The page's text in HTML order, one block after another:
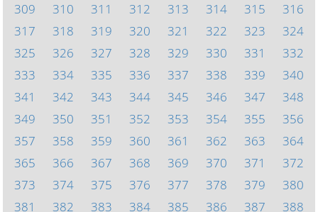
309
310 311 312 313 314 315
316
317
318 319 320 321 322 323
324
325
326 327 328 329 330 331
332
333
334 335 336 337 338 339
340
341
342 343 344 345 346 347
348
349
350 351 352 353 354 355
356
357
358 359 360 361 362 363
364
365
366 367 368 369 370 371
372
373
374 375 376 377 378 379
380
381
382 383 384 385 386 387
388